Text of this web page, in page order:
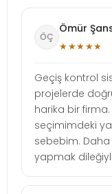
ÖÇ
Ömür
★★★★★
Geçiş kontrol
projelerde
harika bir firma.
seçimimdeki
sebebim.
yapmak